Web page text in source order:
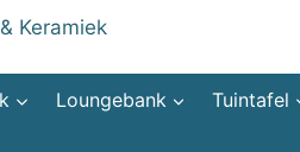
Loungebank Tuintafel